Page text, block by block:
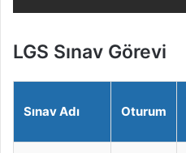
LGS Sınav Görevi
Sınav Adı Oturum